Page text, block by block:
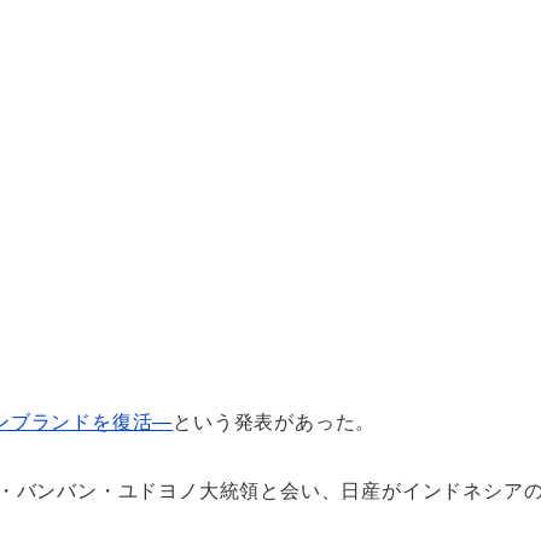
ブランドを復活―という発表があった。
ンバン・ユドヨノ大統領と会い、日産がインドネシア